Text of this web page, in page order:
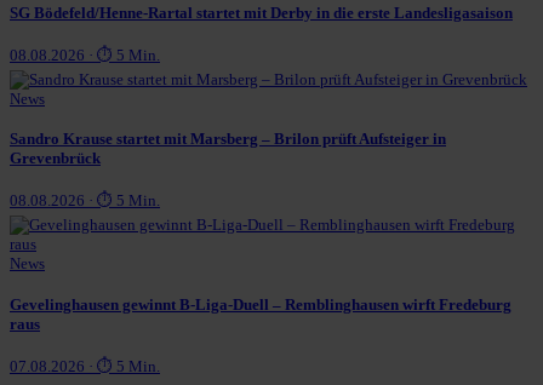
SG Bödefeld/Henne-Rartal startet mit Derby in die erste Landesligasaison
08.08.2026 · ⏱ 5 Min.
News
Sandro Krause startet mit Marsberg – Brilon prüft Aufsteiger in
Grevenbrück
08.08.2026 · ⏱ 5 Min.
News
Gevelinghausen gewinnt B-Liga-Duell – Remblinghausen wirft Fredeburg
raus
07.08.2026 · ⏱ 5 Min.